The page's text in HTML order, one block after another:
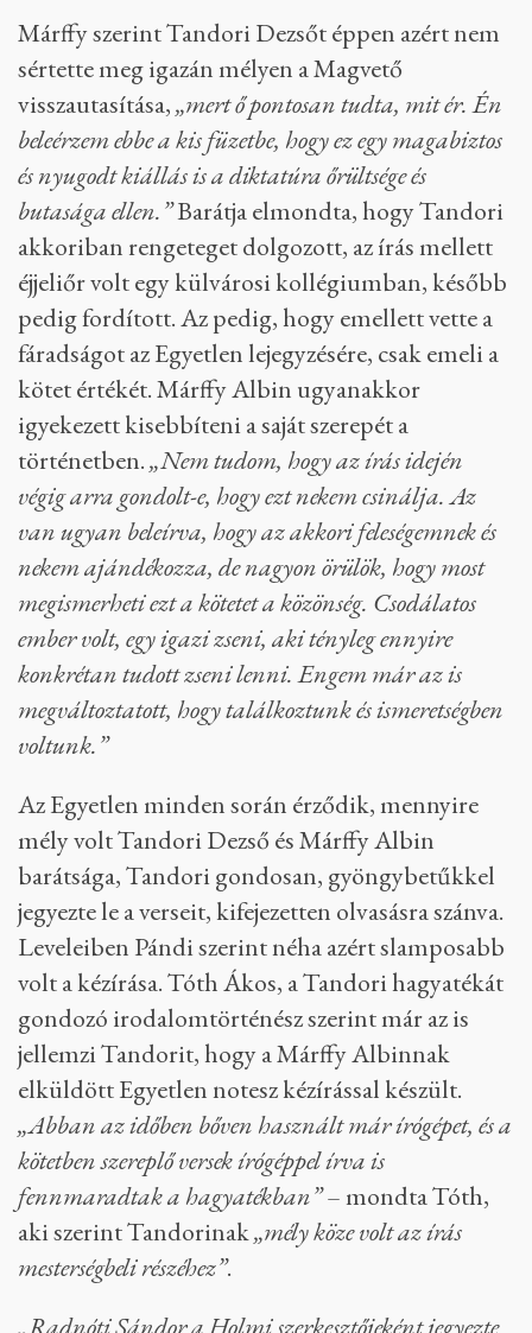
Márffy szerint Tandori Dezsőt éppen azért nem
sértette meg igazán mélyen a Magvető
visszautasítása,„mert ő pontosan tudta, mit ér. Én
beleérzem ebbe a kis füzetbe, hogy ez egy magabiztos
és nyugodt kiállás is a diktatúra őrültsége és
butasága ellen.”Barátja elmondta, hogy Tandori
akkoriban rengeteget dolgozott, az írás mellett
éjjeliőr volt egy külvárosi kollégiumban, később
pedig fordított. Az pedig, hogy emellett vette a
fáradságot az Egyetlen lejegyzésére, csak emeli a
kötet értékét. Márffy Albin ugyanakkor
igyekezett kisebbíteni a saját szerepét a
történetben.„Nem tudom, hogy az írás idején
végig arra gondolt-e, hogy ezt nekem csinálja. Az
van ugyan beleírva, hogy az akkori feleségemnek és
nekem ajándékozza, de nagyon örülök, hogy most
megismerheti ezt a kötetet a közönség. Csodálatos
ember volt, egy igazi zseni, aki tényleg ennyire
konkrétan tudott zseni lenni. Engem már az is
megváltoztatott, hogy találkoztunk és ismeretségben
voltunk.”
Az Egyetlen minden során érződik, mennyire
mély volt Tandori Dezső és Márffy Albin
barátsága, Tandori gondosan, gyöngybetűkkel
jegyezte le a verseit, kifejezetten olvasásra szánva.
Leveleiben Pándi szerint néha azért slamposabb
volt a kézírása. Tóth Ákos, a Tandori hagyatékát
gondozó irodalomtörténész szerint már az is
jellemzi Tandorit, hogy a Márffy Albinnak
elküldött Egyetlen notesz kézírással készült.
„Abban az időben bőven használt már írógépet, és a
kötetben szereplő versek írógéppel írva is
fennmaradtak a hagyatékban”– mondta Tóth,
aki szerint Tandorinak„mély köze volt az írás
mesterségbeli részéhez”.